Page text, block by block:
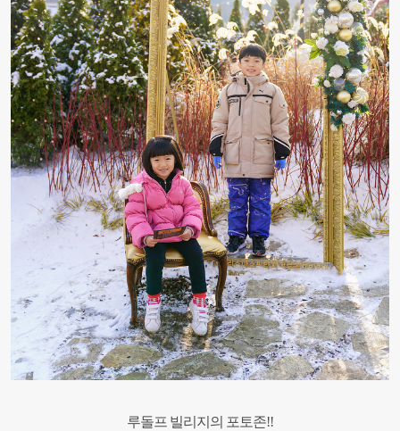
루돌프 빌리지의 포토존!!